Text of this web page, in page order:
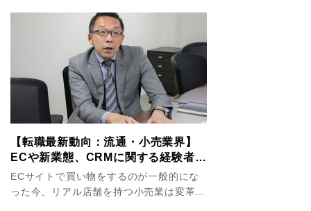
【転職最新動向：流通・小売業界】
ECや新業態、CRMに関する経験者は
「ライフスタイルが変わる場面」に
立ち会えるチャンス
ECサイトで買い物をするのが一般的にな
った今、リアル店舗を持つ小売業は変革を